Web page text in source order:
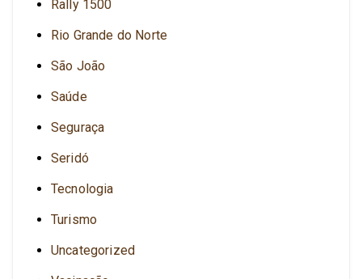
Rally 1500
Rio Grande do Norte
São João
Saúde
Seguraça
Seridó
Tecnologia
Turismo
Uncategorized